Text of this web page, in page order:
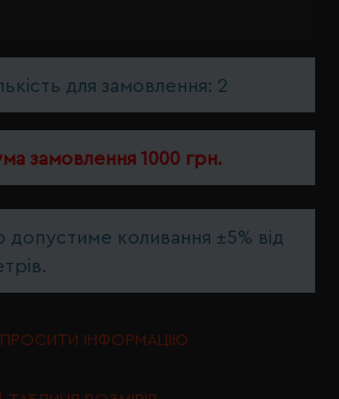
для замовлення: 2
замовлення 1000 грн.
допустиме коливання ±5% від
ІНФОРМАЦІЮ